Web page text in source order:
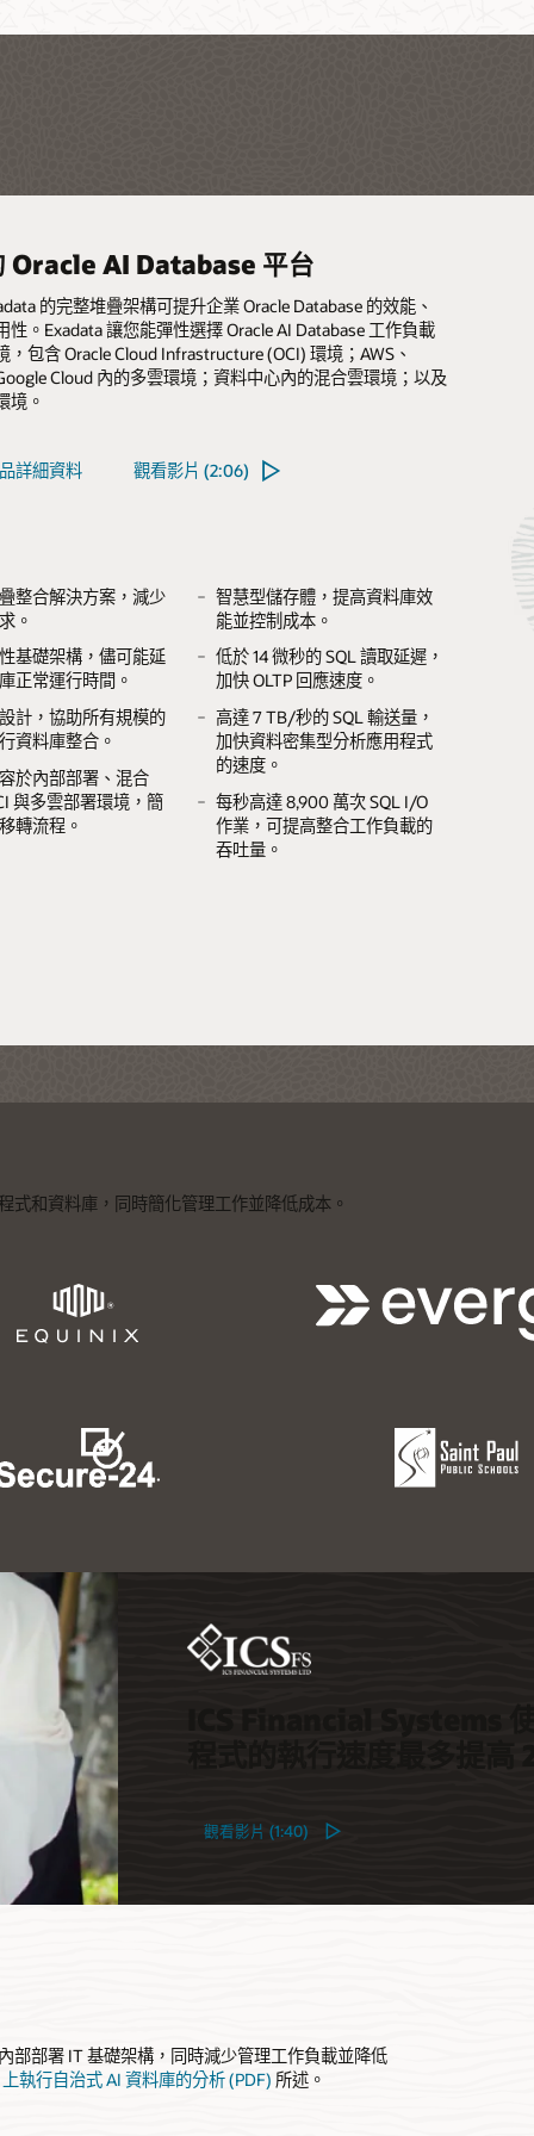
Oracle AI Database 平台
的完整堆疊架構可提升企業 Oracle Database 的效能、
性。Exadata 讓您能彈性選擇 Oracle AI Database 工作負載
，包含 Oracle Cloud Infrastructure (OCI) 環境；AWS、
Cloud 內的多雲環境；資料中心內的混合雲環境；以及
境。
詳細資料 觀看影片 (2:06)
整合解決方案，減少
。
基礎架構，儘可能延
正常運行時間。
計，協助所有規模的
資料庫整合。
於內部部署、混合
與多雲部署環境，簡
轉流程。
智慧型儲存體，提高資料庫效
能並控制成本。
低於 14 微秒的 SQL 讀取延遲，
加快 OLTP 回應速度。
高達 7 TB/秒的 SQL 輸送量，
加快資料密集型分析應用程式
的速度。
每秒高達 8,900 萬次 SQL I/O
作業，可提高整合工作負載的
吞吐量。
Oracle AI Database 的小型簡易最佳
散位置的中小型組織與業務單位而言，Oracle Database
一種極其簡便且符合成本效益的解決方案，可用於部署並
庫、應用程式與基礎架構。在此解決方案的輔助下，您可以
對端管理自動化功能的資料庫最佳化工程系統來減少 Oracle
鍵應用程式的執行速度。
內快速執行資料庫與
且最佳化的完整堆疊
入門級組態、定價模式和彈性
Oracle Cloud Infrastructure
(OCI) 整合
由 Oracle 支援的所有軟硬體
AI Database 的自動保護與復原功能
Data Loss Recovery Appliance 會持續保護企業內所有
，並加速復原至任意時間點。其整合了獨特的自動化備
遠端複製與 Oracle Cloud 封存功能，旨在保護執行於幾乎所
關鍵客戶資料庫，使其免受勒索軟體、竊盜、設備故障及人
脅。
功能，將潛在資料遺
短至一秒以內
Database 虛擬完整
原功能，其執行速度
8 倍
能，實現快速部署並
專項 IT 技能的需求
從 2 PB 擴充至 200 PB 以上的
虛擬完整備份容量，啟用企業
級 Oracle Database 保護功能
備份驗證功能，確保備份正常
並卸載資料庫伺服器
即時監控和自動化報表功能，
透過提供所有受保護的 Oracle
Database 的最新復原能力來簡
化符合規範的流程
Compute Cloud@Customer — 隨
OCI Compute
Cloud@Customer 是一種完全受控的機架級基礎架
隨時隨地使用 Oracle Cloud Infrastructure (OCI) 的運算、儲
礎架構服務。透過 Compute Cloud@Customer 上的儲存與
行 OCI Compute 和 GPU 圖形，從而使資料中心實現雲端自
營運系統進行低延遲連線的需求。
整合解決方案，減少
基礎架構，延長應用
成式 AI 推斷與大型語
調功能，可在進行敏
以運算和儲存使用率為基準的
本。
直接連線到 Oracle AI Database
OCI Kubernetes Engine，簡化
雲端原生工作負載的擴充流
Oracle 應用程式平台
Cloud Appliance (PCA) 是一種機架級基礎架構，協助
署環境中使用 Oracle Cloud Infrastructure (OCI) 的運算、儲
構服務。透過儲存與網路服務執行 OCI Compute 和 GPU 圖
資料中心實現雲端自動化並獲得經濟效益。這是透過資料中
礎架構上執行應用程式並利用 GenAI 的捷徑，同時還能滿足
整合解決方案，減少
充的運算、GPU 與儲
實現效能與營運效率
儲存使用率為基準的
價模式，可降低成本
記憶體容量高達 6.7 TB 至 26.8
TB，較前一代提升 2 倍
透過應用程式層與資料庫層之
間的低延遲連線，提升應用程
式回應速度
式和資料庫，同時簡化管理工作並降低成本。
觀看影片 (1:40)
部部署 IT 基礎架構，同時減少管理工作負載並降低
執行自治式 AI 資料庫的分析 (PDF) 所述。